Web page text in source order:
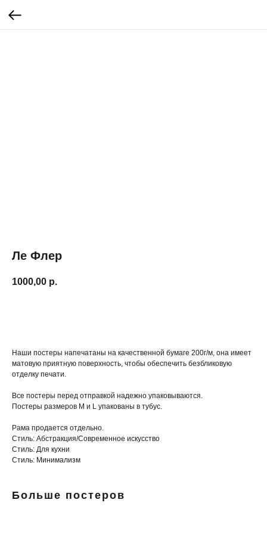
Ле Флер
1000,00 р.
Наши постеры напечатаны на качественной бумаге 200г/м, она имеет
матовую приятную поверхность, чтобы обеспечить безбликовую
отделку печати.
Все постеры перед отправкой надежно упаковываются.
Постеры размеров M и L упакованы в тубус.
Рама продается отдельно.
Стиль: Абстракция/Современное искусство
Стиль: Для кухни
Стиль: Минимализм
Больше постеров